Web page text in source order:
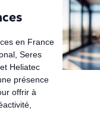
en France
Seres
Heliatec
présence
offrir à